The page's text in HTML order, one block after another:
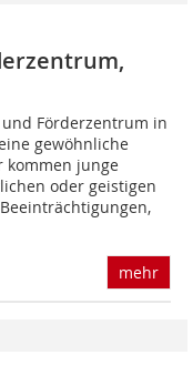
und Förderzentrum in
gewöhnliche
kommen junge
oder geistigen
mehr